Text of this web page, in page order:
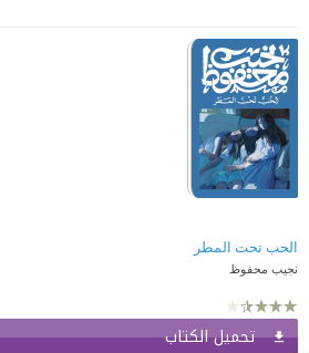
الحب تحت المطر
نجيب محفوظ
تحميل الكتاب